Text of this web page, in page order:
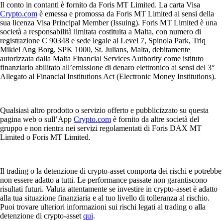
Il conto in contanti è fornito da Foris MT Limited. La carta Visa
Crypto.com è emessa e promossa da Foris MT Limited ai sensi della
sua licenza Visa Principal Member (Issuing). Foris MT Limited è una
società a responsabilità limitata costituita a Malta, con numero di
registrazione C 90348 e sede legale al Level 7, Spinola Park, Triq
Mikiel Ang Borg, SPK 1000, St. Julians, Malta, debitamente
autorizzata dalla Malta Financial Services Authority come istituto
finanziario abilitato all’emissione di denaro elettronico ai sensi del 3°
Allegato al Financial Institutions Act (Electronic Money Institutions).
Qualsiasi altro prodotto o servizio offerto e pubblicizzato su questa
pagina web o sull’App Crypto.com è fornito da altre società del
gruppo e non rientra nei servizi regolamentati di Foris DAX MT
Limited o Foris MT Limited.
Il trading o la detenzione di crypto-asset comporta dei rischi e potrebbe
non essere adatto a tutti. Le performance passate non garantiscono
risultati futuri. Valuta attentamente se investire in crypto-asset è adatto
alla tua situazione finanziaria e al tuo livello di tolleranza al rischio.
Puoi trovare ulteriori informazioni sui rischi legati al trading o alla
detenzione di crypto-asset qui.